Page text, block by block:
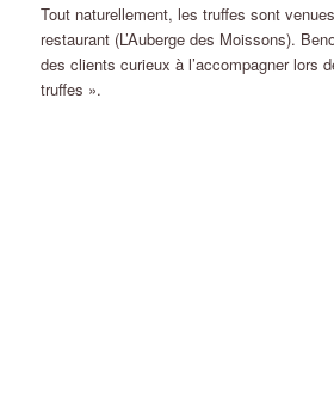
Tout naturellement, les truffes sont
restaurant (L’Auberge des Moissons).
des clients curieux à l’accompagner lors
truffes ».